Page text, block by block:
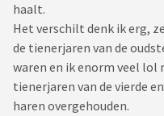
haalt.
Het verschilt denk ik erg,
de tienerjaren van de
waren en ik enorm veel lol
tienerjaren van de vierde
haren overgehouden.